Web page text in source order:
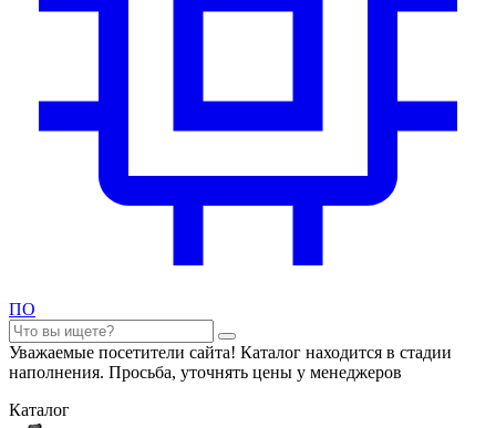
ПО
Уважаемые посетители сайта! Каталог находится в стадии
наполнения. Просьба, уточнять цены у менеджеров
Каталог